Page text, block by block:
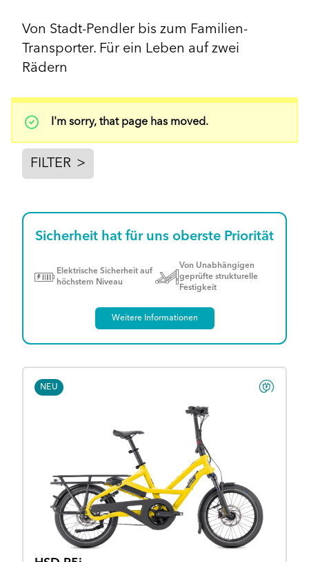
Von Stadt-Pendler bis zum Familien-
Transporter. Für ein Leben auf zwei
Rädern
Status I'm sorry, that page has moved.
FILTER >
Sicherheit hat für uns oberste Priorität
Elektrische Sicherheit auf
höchstem Niveau
Von Unabhängigen
geprüfte strukturelle
Festigkeit
Weitere Informationen
NEU